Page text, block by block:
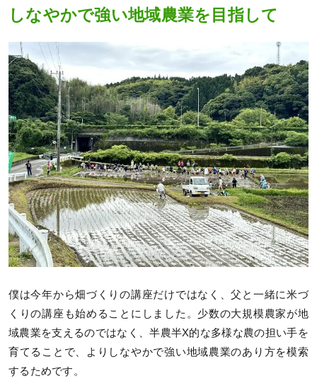
しなやかで強い地域農業を目指して
僕は今年から畑づくりの講座だけではなく、父と一緒に米づ
くりの講座も始めることにしました。少数の大規模農家が地
域農業を支えるのではなく、半農半X的な多様な農の担い手を
育てることで、よりしなやかで強い地域農業のあり方を模索
するためです。